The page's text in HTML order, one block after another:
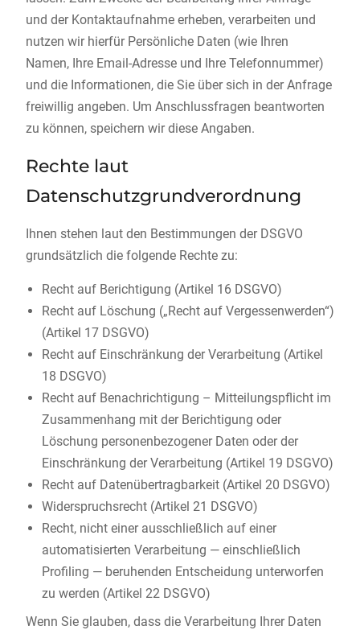
und der Kontaktaufnahme erheben, verarbeiten und
nutzen wir hierfür Persönliche Daten (wie Ihren
Namen, Ihre Email-Adresse und Ihre Telefonnummer)
und die Informationen, die Sie über sich in der Anfrage
freiwillig angeben. Um Anschlussfragen beantworten
zu können, speichern wir diese Angaben.
Rechte laut
Datenschutzgrundverordnung
Ihnen stehen laut den Bestimmungen der DSGVO
grundsätzlich die folgende Rechte zu:
Recht auf Berichtigung (Artikel 16 DSGVO)
Recht auf Löschung („Recht auf Vergessenwerden“)
(Artikel 17 DSGVO)
Recht auf Einschränkung der Verarbeitung (Artikel
18 DSGVO)
Recht auf Benachrichtigung – Mitteilungspflicht im
Zusammenhang mit der Berichtigung oder
Löschung personenbezogener Daten oder der
Einschränkung der Verarbeitung (Artikel 19 DSGVO)
Recht auf Datenübertragbarkeit (Artikel 20 DSGVO)
Widerspruchsrecht (Artikel 21 DSGVO)
Recht, nicht einer ausschließlich auf einer
automatisierten Verarbeitung — einschließlich
Profiling — beruhenden Entscheidung unterworfen
zu werden (Artikel 22 DSGVO)
Wenn Sie glauben, dass die Verarbeitung Ihrer Daten